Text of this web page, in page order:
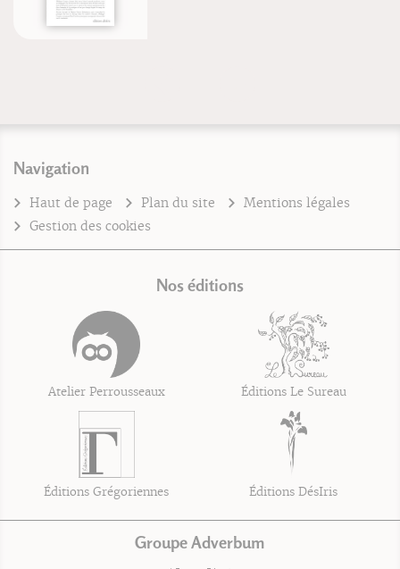
Navigation
Haut de page Plan du site
Mentions légales
Gestion des cookies
Nos éditions
Atelier Perrousseaux Éditions Le Sureau
Éditions Grégoriennes Éditions DésIris
Groupe Adverbum